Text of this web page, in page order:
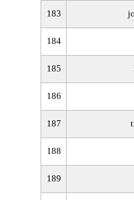
183
184
185
186
187
188
189